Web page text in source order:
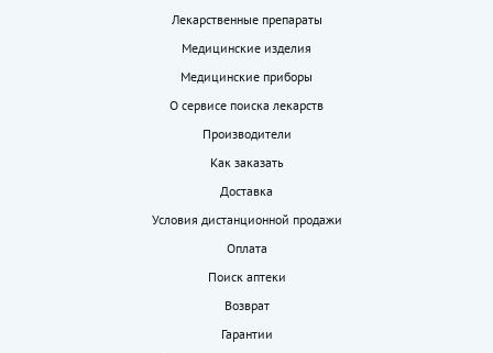
Лекарственные препараты
Медицинские изделия
Медицинские приборы
О сервисе поиска лекарств
Производители
Как заказать
Доставка
Условия дистанционной продажи
Оплата
Поиск аптеки
Возврат
Гарантии